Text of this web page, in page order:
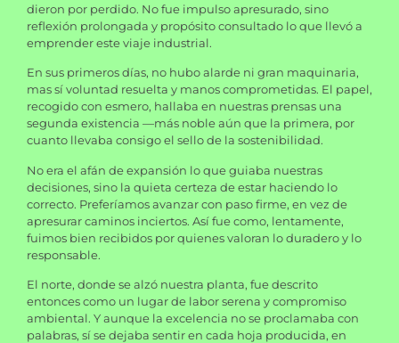
dieron por perdido. No fue impulso apresurado, sino
reflexión prolongada y propósito consultado lo que llevó a
emprender este viaje industrial.
En sus primeros días, no hubo alarde ni gran maquinaria,
mas sí voluntad resuelta y manos comprometidas. El papel,
recogido con esmero, hallaba en nuestras prensas una
segunda existencia —más noble aún que la primera, por
cuanto llevaba consigo el sello de la sostenibilidad.
No era el afán de expansión lo que guiaba nuestras
decisiones, sino la quieta certeza de estar haciendo lo
correcto. Preferíamos avanzar con paso firme, en vez de
apresurar caminos inciertos. Así fue como, lentamente,
fuimos bien recibidos por quienes valoran lo duradero y lo
responsable.
El norte, donde se alzó nuestra planta, fue descrito
entonces como un lugar de labor serena y compromiso
ambiental. Y aunque la excelencia no se proclamaba con
palabras, sí se dejaba sentir en cada hoja producida, en